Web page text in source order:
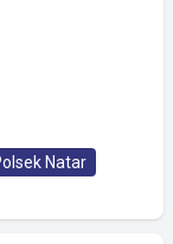
Natar